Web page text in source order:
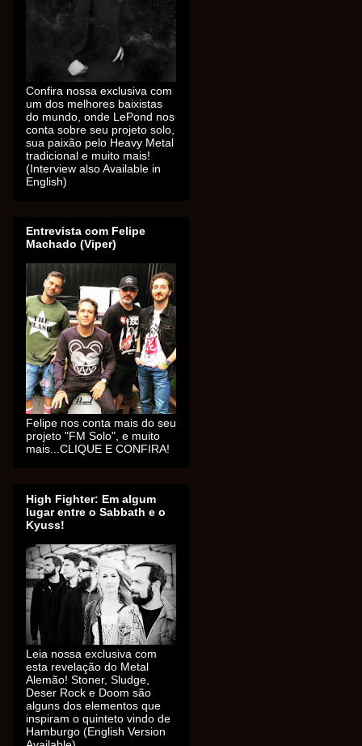
Confira nossa exclusiva com
um dos melhores baixistas
do mundo, onde LePond nos
conta sobre seu projeto solo,
sua paixão pelo Heavy Metal
tradicional e muito mais!
(Interview also Available in
English)
Entrevista com Felipe
Machado (Viper)
Felipe nos conta mais do seu
projeto "FM Solo", e muito
mais...CLIQUE E CONFIRA!
High Fighter: Em algum
lugar entre o Sabbath e o
Kyuss!
Leia nossa exclusiva com
esta revelação do Metal
Alemão! Stoner, Sludge,
Deser Rock e Doom são
alguns dos elementos que
inspiram o quinteto vindo de
Hamburgo (English Version